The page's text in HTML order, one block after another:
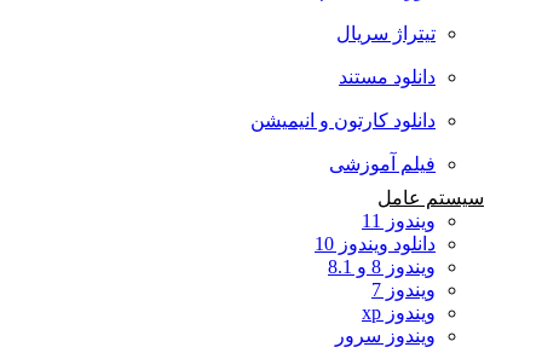
تیتراژ سریال
دانلود مستند
دانلود کارتون و انیمیشن
فیلم آموزشی
سیستم عامل
ویندوز 11
دانلود ویندوز 10
ویندوز 8 و 8.1
ویندوز 7
ویندوز xp
ویندوز سرور